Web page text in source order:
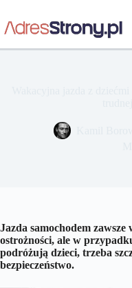
treści
Jazda samochodem
ostrożności, ale w
podróżują dzieci, trzeba
bezpieczeństwo.